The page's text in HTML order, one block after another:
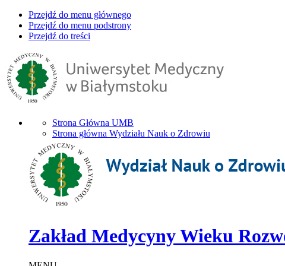
Przejdź do menu głównego
Przejdź do menu podstrony
Przejdź do treści
Strona Główna UMB
Strona główna Wydziału Nauk o Zdrowiu
Zakład Medycyny Wieku